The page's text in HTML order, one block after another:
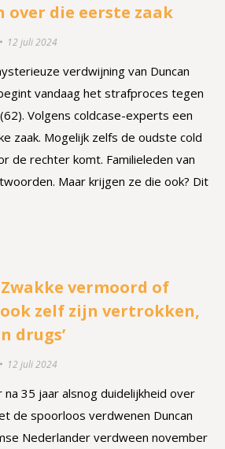
over die eerste zaak
12 juli 2024
verdwijning van Duncan
vandaag het strafproces tegen
Volgens coldcase-experts een
zaak. Mogelijk zelfs de oudste cold
de rechter komt. Familieleden van
Maar krijgen ze die ook? Dit
vermoord of
ook zelf zijn vertrokken,
drugs’
12 juli 2024
na 35 jaar alsnog duidelijkheid over
de spoorloos verdwenen Duncan
Nederlander verdween november